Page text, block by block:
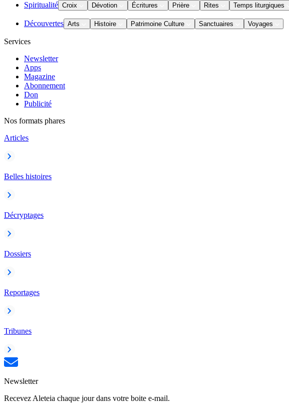
Spiritualité Croix Dévotion Écritures Prière Rites Temps liturgiques
Découvertes Arts Histoire Patrimoine Culture Sanctuaires Voyages
Services
Newsletter
Apps
Magazine
Abonnement
Don
Publicité
Nos formats phares
Articles
Belles histoires
Décryptages
Dossiers
Reportages
Tribunes
Newsletter
Recevez Aleteia chaque jour dans votre boite e-mail.